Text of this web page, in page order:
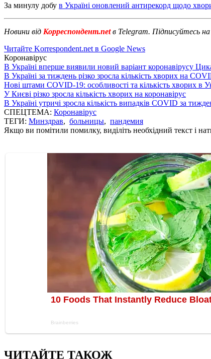
За минулу добу в Україні оновлений антирекорд щодо
Новини від Корреспондент.netв Telegram. Підписуйтесь
Читайте Korrespondent.net в Google News
Коронавірус
В Україні вперше виявили новий варіант коронавірусу
В Україні за тиждень різко зросла кількість хворих на
Нові штами COVID-19: особливості та кількість хворих в
У Києві різко зросла кількість хворих на коронавірус
В Україні утричі зросла кількість випадків COVID за
СПЕЦТЕМА: Коронавірус
ТЕГИ: Минздрав, больницы, пандемия
Якщо ви помітили помилку, виділіть необхідний текст і
ЧИТАЙТЕ ТАКОЖ